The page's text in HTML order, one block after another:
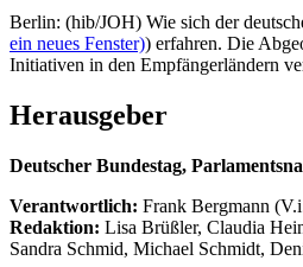
Berlin: (hib/JOH) Wie sich der
ein neues Fenster)) erfahren. Die
Initiativen in den Empfängerländern
Herausgeber
Deutscher Bundestag,
Verantwortlich: Frank Bergmann
Redaktion: Lisa Brüßler, Claudia
Sandra Schmid, Michael Schmidt,